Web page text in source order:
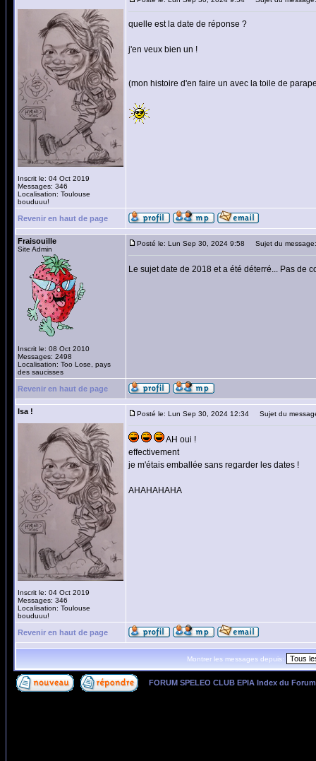
Inscrit le: 04 Oct 2019
Messages: 346
Localisation: Toulouse
bouduuu!
quelle est la date de réponse ?
j'en veux bien un !
(mon histoire d'en faire un avec la toile de
Revenir en haut de page
Fraisouille
Site Admin
Inscrit le: 08 Oct 2010
Messages: 2498
Localisation: Too Lose, pays
des saucisses
Posté le: Lun Sep 30, 2024 9:58 Sujet du message:
Le sujet date de 2018 et a été déterré... Pas de
Revenir en haut de page
Isa !
Inscrit le: 04 Oct 2019
Messages: 346
Localisation: Toulouse
bouduuu!
Posté le: Lun Sep 30, 2024 12:34 Sujet du
AH oui !
effectivement
je m'étais emballée sans regarder les dates !
AHAHAHAHA
Revenir en haut de page
Montrer les messages depuis:
FORUM SPELEO CLUB EPIA Index du Forum